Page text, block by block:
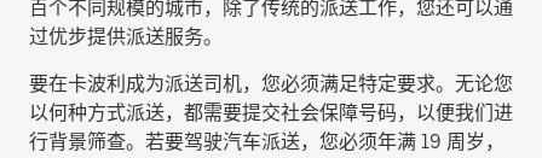
百个不同规模的城市，除了传统的派送工作，您还可以通
过优步提供派送服务。
要在卡波利成为派送司机，您必须满足特定要求。无论您
以何种方式派送，都需要提交社会保障号码，以便我们进
行背景筛查。若要驾驶汽车派送，您必须年满 19 周岁，